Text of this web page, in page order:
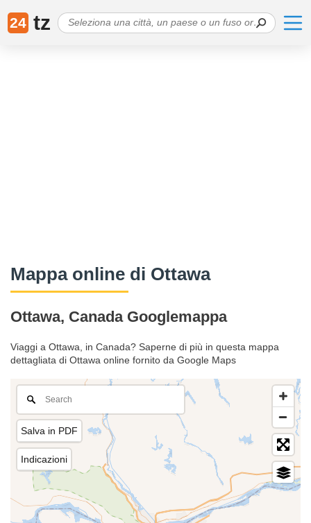
24 tz
Mappa online di Ottawa
Ottawa, Canada Googlemappa
Viaggi a Ottawa, in Canada? Saperne di più in questa mappa
dettagliata di Ottawa online fornito da Google Maps
Salva in PDF
Indicazioni